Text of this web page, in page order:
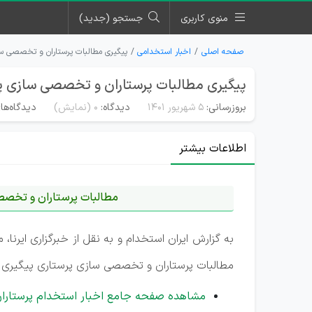
منوی کاربری جستجو (جدید)
صفحه اصلی اخبار استخدامی پیگیری مطالبات پرستاران و تخصصی
پیگیری مطالبات پرستاران و تخصصی
بروزرسانی: ۵ شهریور ۱۴۰۱ دیدگاه: 0 (نمایش)
اطلاعات بیشتر
مطالبات پرستاران و
به گزارش ایران استخدام و به نقل از خبرگزاری
مطالبات پرستاران و تخصصی سازی پرستاری
مشاهده صفحه جامع اخبار استخدام